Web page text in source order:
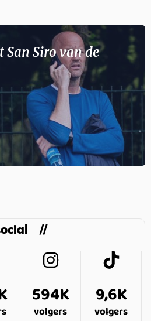
San Siro van de
594K
volgers
9,6K
volgers